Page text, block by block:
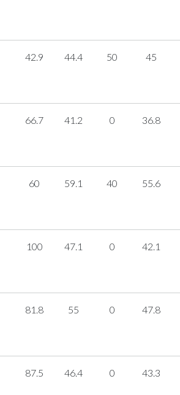
42.9 44.4 50 45
66.7 41.2 0 36.8
60 59.1 40 55.6
100 47.1 0 42.1
81.8 55 0 47.8
87.5 46.4 0 43.3